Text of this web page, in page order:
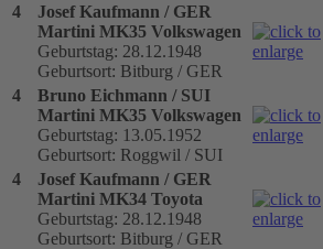
4
Josef Kaufmann / GER
Martini MK35 Volkswagen
Geburtstag: 28.12.1948
Geburtsort: Bitburg / GER
4
Bruno Eichmann / SUI
Martini MK35 Volkswagen
Geburtstag: 13.05.1952
Geburtsort: Roggwil / SUI
4
Josef Kaufmann / GER
Martini MK34 Toyota
Geburtstag: 28.12.1948
Geburtsort: Bitburg / GER